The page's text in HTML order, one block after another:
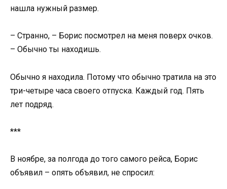
нашла нужный размер.
– Странно, – Борис посмотрел на меня поверх очков.
– Обычно ты находишь.
Обычно я находила. Потому что обычно тратила на это
три-четыре часа своего отпуска. Каждый год. Пять
лет подряд.
***
В ноябре, за полгода до того самого рейса, Борис
объявил – опять объявил, не спросил: